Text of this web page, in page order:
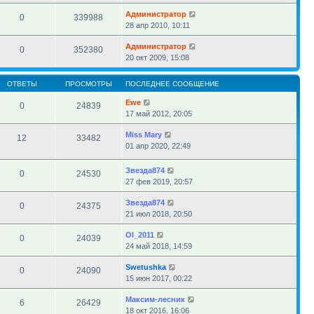
0 339988
Администратор
28 апр 2010, 10:11
0 352380
Администратор
20 окт 2009, 15:08
ОТВЕТЫ ПРОСМОТРЫ ПОСЛЕДНЕЕ СООБЩЕНИЕ
0 24839
Ewe
17 май 2012, 20:05
12 33482
Miss Mary
01 апр 2020, 22:49
0 24530
Звезда874
27 фев 2019, 20:57
0 24375
Звезда874
21 июл 2018, 20:50
0 24039
Ol_2011
24 май 2018, 14:59
0 24090
Swetushka
15 июн 2017, 00:22
6 26429
Максим-лесник
18 окт 2016, 16:06